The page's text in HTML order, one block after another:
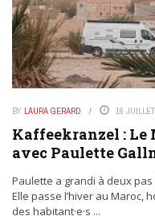
BY LAURA GERARD 16
Kaffeekranzel : Le
avec Paulette
Paulette a grandi à deux pas
Elle passe l’hiver au Maroc,
des habitant·e·s ...